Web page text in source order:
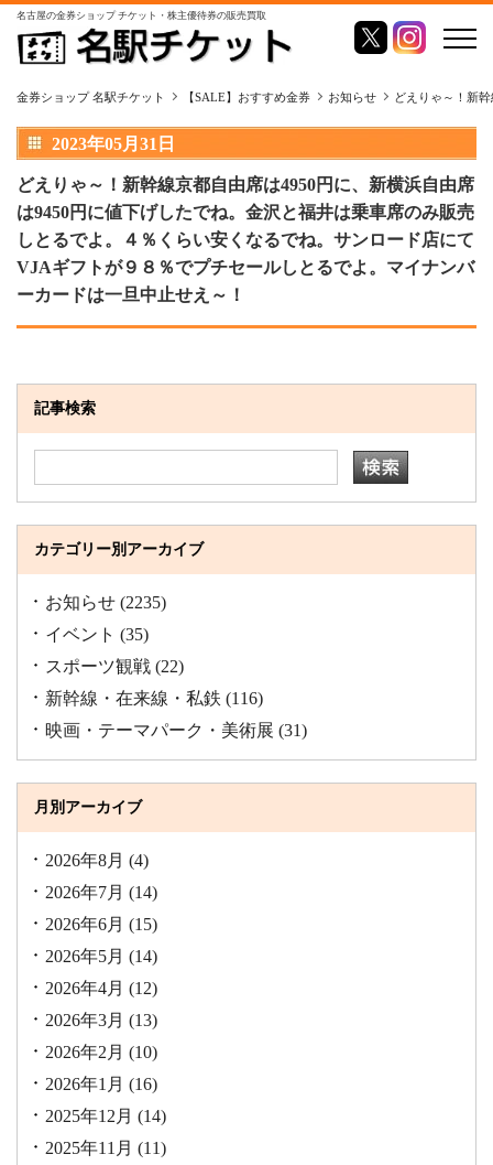
名古屋の金券ショップ チケット・株主優待券の販売買取
金券ショップ 名駅チケット 【SALE】おすすめ金券 お知らせ どえりゃ～！新
2023年05月31日
どえりゃ～！新幹線京都自由席は4950円に、新横浜自由席
は9450円に値下げしたでね。金沢と福井は乗車席のみ販売
しとるでよ。４％くらい安くなるでね。サンロード店にて
VJAギフトが９８％でプチセールしとるでよ。マイナンバ
ーカードは一旦中止せえ～！
記事検索
カテゴリー別アーカイブ
お知らせ (2235)
イベント (35)
スポーツ観戦 (22)
新幹線・在来線・私鉄 (116)
映画・テーマパーク・美術展 (31)
月別アーカイブ
2026年8月 (4)
2026年7月 (14)
2026年6月 (15)
2026年5月 (14)
2026年4月 (12)
2026年3月 (13)
2026年2月 (10)
2026年1月 (16)
2025年12月 (14)
2025年11月 (11)